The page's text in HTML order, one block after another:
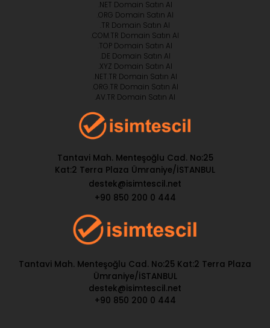
.NET Domain Satın Al
.ORG Domain Satın Al
.TR Domain Satın Al
.COM.TR Domain Satın Al
.TOP Domain Satın Al
.DE Domain Satın Al
.XYZ Domain Satın Al
.NET.TR Domain Satın Al
.ORG.TR Domain Satın Al
.AV.TR Domain Satın Al
Tantavi Mah. Menteşoğlu Cad. No:25
Kat:2 Terra Plaza Ümraniye/İSTANBUL
destek@isimtescil.net
+90 850 200 0 444
Tantavi Mah. Menteşoğlu Cad. No:25 Kat:2 Terra Plaza
Ümraniye/İSTANBUL
destek@isimtescil.net
+90 850 200 0 444